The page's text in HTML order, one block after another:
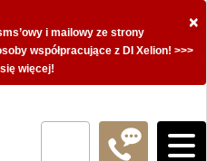
×
i mailowy ze strony
współpracujące z DI Xelion! >>>
więcej!